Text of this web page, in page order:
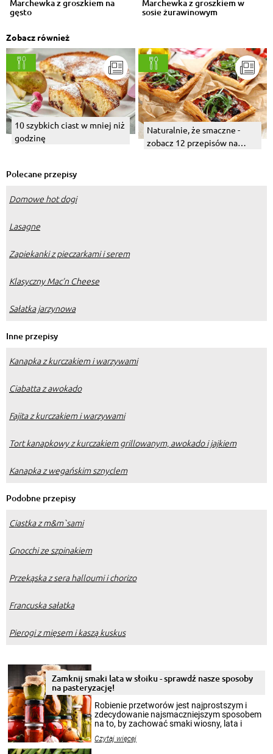
Marchewka z groszkiem na
gęsto
Marchewka z groszkiem w
sosie żurawinowym
Zobacz również
10 szybkich ciast w mniej niż
godzinę
Naturalnie, że smaczne -
zobacz 12 przepisów na
Polecane przepisy
Domowe hot dogi
Lasagne
Zapiekanki z pieczarkami i serem
Klasyczny Mac’n Cheese
Sałatka jarzynowa
Inne przepisy
Kanapka z kurczakiem i warzywami
Ciabatta z awokado
Fajita z kurczakiem i warzywami
Tort kanapkowy z kurczakiem grillowanym, awokado i jajkiem
Kanapka z wegańskim sznyclem
Podobne przepisy
Ciastka z m&m`sami
Gnocchi ze szpinakiem
Przekąska z sera halloumi i chorizo
Francuska sałatka
Pierogi z mięsem i kaszą kuskus
Zamknij smaki lata w słoiku - sprawdź nasze sposoby
na pasteryzację!
Robienie przetworów jest najprostszym i
zdecydowanie najsmaczniejszym sposobem
na to, by zachować smaki wiosny, lata i
krajobrazów, by cieszyć nimi oko w sezonie
Czytaj więcej